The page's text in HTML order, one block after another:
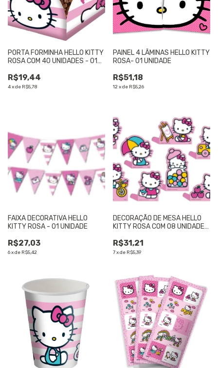
PORTA FORMINHA HELLO KITTY
ROSA COM 40 UNIDADES - 01
R$19,44
4xde R$5,78
PAINEL 4 LÂMINAS HELLO KITTY
ROSA- 01 UNIDADE
R$51,18
12xde R$5,26
FAIXA DECORATIVA HELLO
KITTY ROSA - 01 UNIDADE
R$27,03
6xde R$5,42
DECORAÇÃO DE MESA HELLO
KITTY ROSA COM 08 UNIDADES
R$31,21
7xde R$5,39